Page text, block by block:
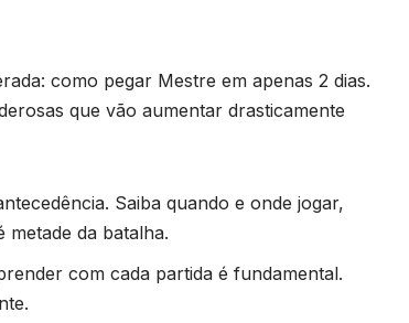
como pegar Mestre em apenas 2 dias.
que vão aumentar drasticamente
Saiba quando e onde jogar,
metade da batalha.
com cada partida é fundamental.